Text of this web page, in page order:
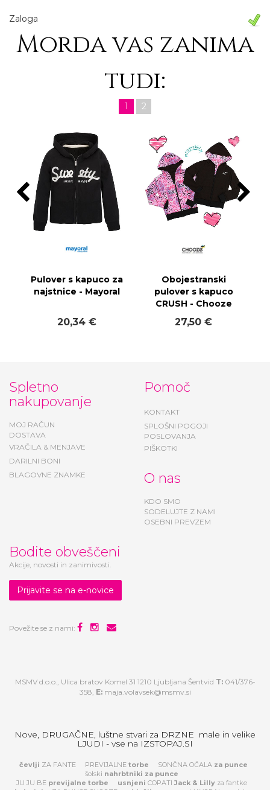
Zaloga
Morda vas zanima
tudi:
1 2
Pulover s kapuco za
najstnice - Mayoral
20,34 €
Obojestranski
pulover s kapuco
CRUSH - Chooze
27,50 €
Spletno
nakupovanje
MOJ RAČUN
DOSTAVA
VRAČILA & MENJAVE
DARILNI BONI
BLAGOVNE ZNAMKE
Pomoč
KONTAKT
SPLOŠNI POGOJI
POSLOVANJA
PIŠKOTKI
O nas
KDO SMO
SODELUJTE Z NAMI
OSEBNI PREVZEM
Bodite obveščeni
Akcije, novosti in zanimivosti.
Prijavite se na e-novice
Povežite se z nami:
MSMV d.o.o., Ulica bratov Komel 31 1210 Ljubljana Šentvid T:041/376-
358, E: maja.volavsek@msmv.si
Nove, DRUGAČNE, luštne stvari za DRZNE male in velike
LJUDI - vse na IZSTOPAJ.SI
čevlji ZA FANTE PREVIJALNE torbe SONČNA OČALA za punce
šolski nahrbtniki za punce
JU JU BE previjalne torbe usnjeni COPATI Jack & Lillyza fantke